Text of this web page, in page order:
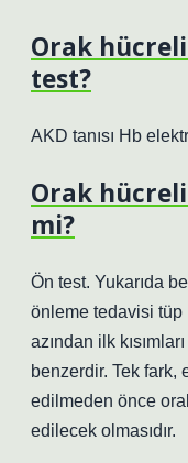
Orak
test?
AKD tanısı Hb
Orak
mi?
Ön test. Yukarıda
önleme tedavisi tüp
azından ilk
benzerdir. Tek fark,
edilmeden önce
edilecek olmasıdır.